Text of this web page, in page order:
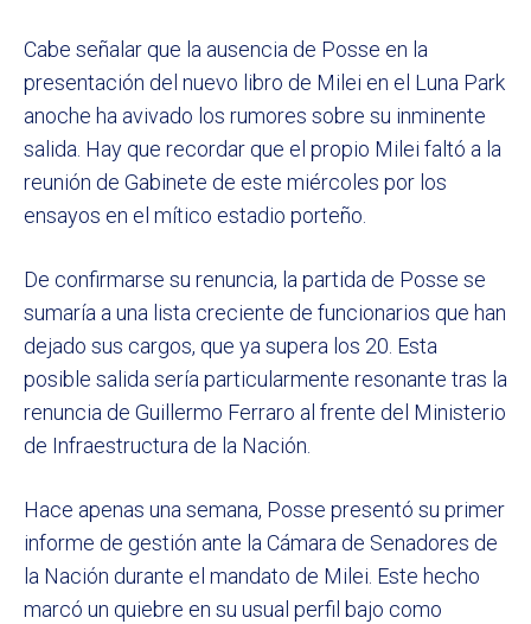
Cabe señalar que la ausencia de Posse en la
presentación del nuevo libro de Milei en el Luna Park
anoche ha avivado los rumores sobre su inminente
salida. Hay que recordar que el propio Milei faltó a la
reunión de Gabinete de este miércoles por los
ensayos en el mítico estadio porteño.
De confirmarse su renuncia, la partida de Posse se
sumaría a una lista creciente de funcionarios que han
dejado sus cargos, que ya supera los 20. Esta
posible salida sería particularmente resonante tras la
renuncia de Guillermo Ferraro al frente del Ministerio
de Infraestructura de la Nación.
Hace apenas una semana, Posse presentó su primer
informe de gestión ante la Cámara de Senadores de
la Nación durante el mandato de Milei. Este hecho
marcó un quiebre en su usual perfil bajo como